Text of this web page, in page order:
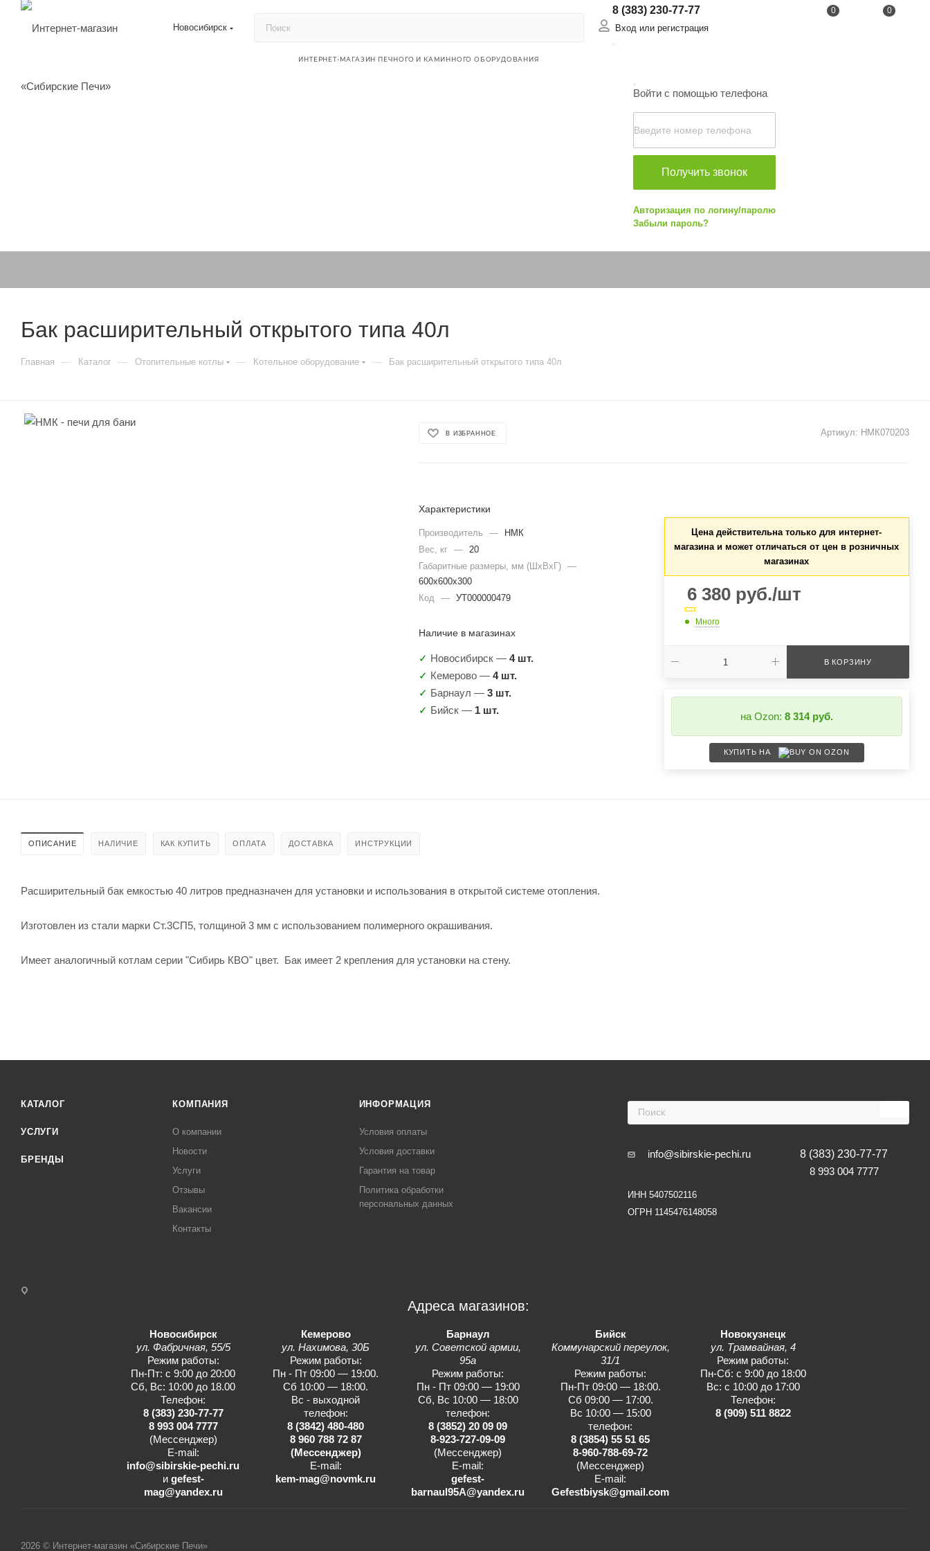
Новосибирск
ИНТЕРНЕТ-МАГАЗИН ПЕЧНОГО И КАМИННОГО ОБОРУДОВАНИЯ
0 0
8 (383) 230-77-77
Вход или регистрация
Войти с помощью телефона
Получить звонок
Авторизация по логину/паролю
Забыли пароль?
Бак расширительный открытого типа 40л
Главная — Каталог — Отопительные котлы — Котельное оборудование — Бак расширительный открытого типа 40л
В ИЗБРАННОЕ Артикул: НМК070203
Характеристики
Производитель —
НМК
Вес, кг
—
20
Габаритные размеры, мм (ШхВхГ)
—
600х600х300
Код
— УТ000000479
Наличие в магазинах
✓ Новосибирск —4 шт.
✓ Кемерово —4 шт.
✓ Барнаул —3 шт.
✓ Бийск — 1 шт.
Цена действительна только для интернет-
магазина и может отличаться от цен в розничных
магазинах
6 380руб./шт
Много
В КОРЗИНУ
на Ozon: 8 314 руб.
КУПИТЬ НА
ОПИСАНИЕ НАЛИЧИЕ КАК КУПИТЬ ОПЛАТА ДОСТАВКА ИНСТРУКЦИИ
Расширительный бак емкостью 40 литров предназначен для установки и использования в открытой системе отопления.
Изготовлен из стали марки Ст.3СП5, толщиной 3 мм с использованием полимерного окрашивания.
Имеет аналогичный котлам серии "Сибирь КВО" цвет. Бак имеет 2 крепления для установки на стену.
КАТАЛОГ
УСЛУГИ
БРЕНДЫ
КОМПАНИЯ
О компании
Новости
Услуги
Отзывы
Вакансии
Контакты
ИНФОРМАЦИЯ
Условия оплаты
Условия доставки
Гарантия на товар
Политика обработки
персональных данных
info@sibirskie-pechi.ru
ИНН 5407502116
ОГРН 1145476148058
8 (383) 230-77-77
8 993 004 7777
Адреса магазинов:
Новосибирск
ул. Фабричная, 55/5
Режим работы:
Пн-Пт: с 9:00 до 20:00
Сб, Вс: 10:00 до 18.00
Телефон:
8 (383) 230-77-77
8 993 004 7777
(Мессенджер)
E-mail:
info@sibirskie-pechi.ru
и gefest-
mag@yandex.ru
Кемерово
ул. Нахимова, 30Б
Режим работы:
Пн - Пт 09:00 — 19:00.
Сб 10:00 — 18:00.
Вс - выходной
телефон:
8 (3842) 480-480
8 960 788 72 87
(Мессенджер)
E-mail:
kem-mag@novmk.ru
Барнаул
ул. Советской армии,
95а
Режим работы:
Пн - Пт 09:00 — 19:00
Сб, Вс 10:00 — 18:00
телефон:
8 (3852) 20 09 09
8-923-727-09-09
(Мессенджер)
E-mail:
gefest-
barnaul95A@yandex.ru
Бийск
Коммунарский переулок,
31/1
Режим работы:
Пн-Пт 09:00 — 18:00.
Сб 09:00 — 17:00.
Вс 10:00 — 15:00
телефон:
8 (3854) 55 51 65
8-960-788-69-72
(Мессенджер)
E-mail:
Gefestbiysk@gmail.com
Новокузнецк
ул. Трамвайная, 4
Режим работы:
Пн-Сб: с 9:00 до 18:00
Вс: с 10:00 до 17:00
Телефон:
8 (909) 511 8822
2026 © Интернет-магазин «Сибирские Печи»